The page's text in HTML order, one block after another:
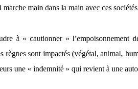
main dans la main avec ces
à « cautionner » l’empoisonnement
règnes sont impactés (végétal, animal,
une « indemnité » qui revient à une